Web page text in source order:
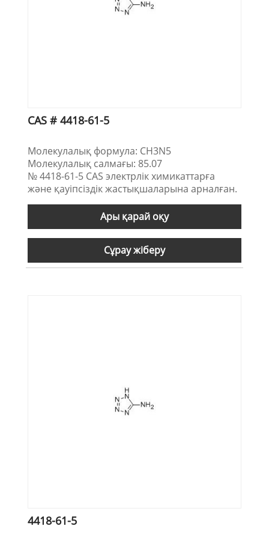
CAS # 4418-61-5
Молекулалық формула: CH3N5
Молекулалық салмағы: 85.07
№ 4418-61-5 CAS электрлік химикаттарға
және қауіпсіздік жастықшаларына арналған.
Ары қарай оқу
Сұрау жіберу
4418-61-5